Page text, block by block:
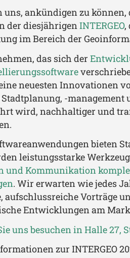
uns, ankündigen zu können,
der diesjährigenINTERGEO,
im Bereich der
das sich der
neuesten Innovationen
Stadtplanung, -
wird, nachhaltiger und
bieten
leistungsstarke
und Kommunikation
. Wir erwarten wie jedes
aufschlussreiche Vorträge
Entwicklungen am
uns besuchen in Halle 27,
zur INTERGEO